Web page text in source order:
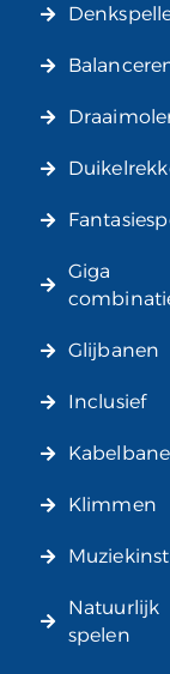
Giga
Glijbanen
Inclusief
Klimmen
Natuurlijk
spelen